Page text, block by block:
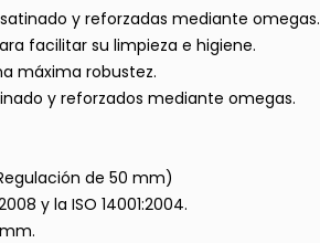
y reforzadas mediante omegas.
facilitar su limpieza e higiene.
máxima robustez.
y reforzados mediante omegas.
de 50 mm)
y la ISO 14001:2004.